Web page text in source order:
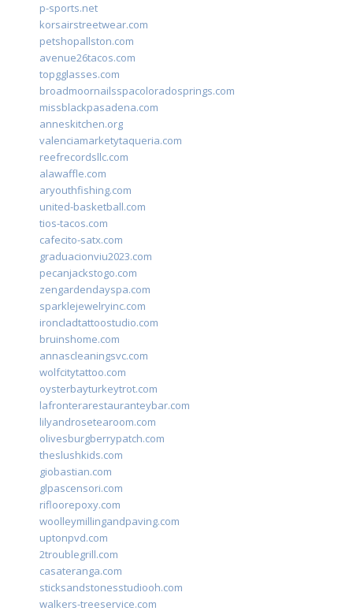
p-sports.net
korsairstreetwear.com
petshopallston.com
avenue26tacos.com
topgglasses.com
broadmoornailsspacoloradosprings.com
missblackpasadena.com
anneskitchen.org
valenciamarketytaqueria.com
reefrecordsllc.com
alawaffle.com
aryouthfishing.com
united-basketball.com
tios-tacos.com
cafecito-satx.com
graduacionviu2023.com
pecanjackstogo.com
zengardendayspa.com
sparklejewelryinc.com
ironcladtattoostudio.com
bruinshome.com
annascleaningsvc.com
wolfcitytattoo.com
oysterbayturkeytrot.com
lafronterarestauranteybar.com
lilyandrosetearoom.com
olivesburgberrypatch.com
theslushkids.com
giobastian.com
glpascensori.com
rifloorepoxy.com
woolleymillingandpaving.com
uptonpvd.com
2troublegrill.com
casateranga.com
sticksandstonesstudiooh.com
walkers-treeservice.com